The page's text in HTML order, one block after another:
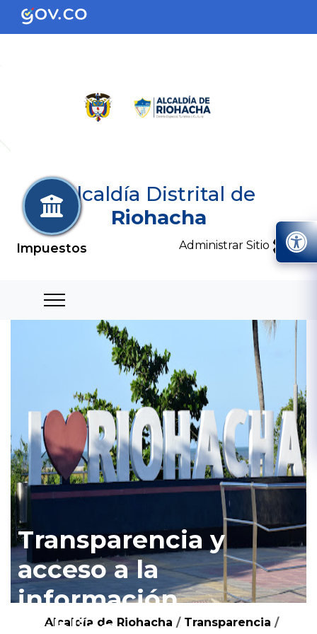
Alcaldía Distrital de
Riohacha
Administrar Sitio
Transparencia y
acceso a la
información
Alcaldía de Riohacha / Transparencia /
Impuestos